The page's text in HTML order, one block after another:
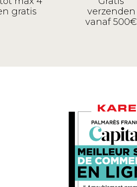
gratis
verzenden
vanaf 500€